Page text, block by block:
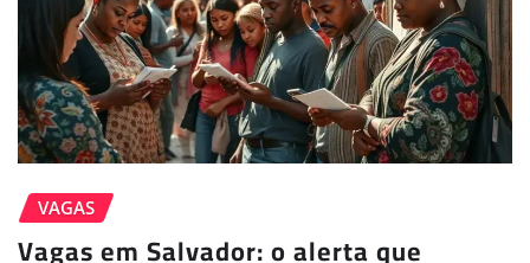
VAGAS
Vagas em Salvador: o alerta que